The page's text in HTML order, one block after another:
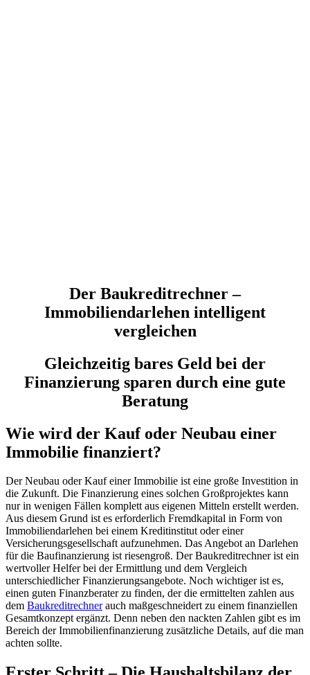
Der Baukreditrechner –
Immobiliendarlehen intelligent
vergleichen
Gleichzeitig bares Geld bei der
Finanzierung sparen durch eine gute
Beratung
Wie wird der Kauf oder Neubau einer
Immobilie finanziert?
Der Neubau oder Kauf einer Immobilie ist eine große Investition in
die Zukunft. Die Finanzierung eines solchen Großprojektes kann
nur in wenigen Fällen komplett aus eigenen Mitteln erstellt werden.
Aus diesem Grund ist es erforderlich Fremdkapital in Form von
Immobiliendarlehen bei einem Kreditinstitut oder einer
Versicherungsgesellschaft aufzunehmen. Das Angebot an Darlehen
für die Baufinanzierung ist riesengroß. Der Baukreditrechner ist ein
wertvoller Helfer bei der Ermittlung und dem Vergleich
unterschiedlicher Finanzierungsangebote. Noch wichtiger ist es,
einen guten Finanzberater zu finden, der die ermittelten zahlen aus
dem Baukreditrechnerauch maßgeschneidert zu einem finanziellen
Gesamtkonzept ergänzt. Denn neben den nackten Zahlen gibt es im
Bereich der Immobilienfinanzierung zusätzliche Details, auf die man
achten sollte.